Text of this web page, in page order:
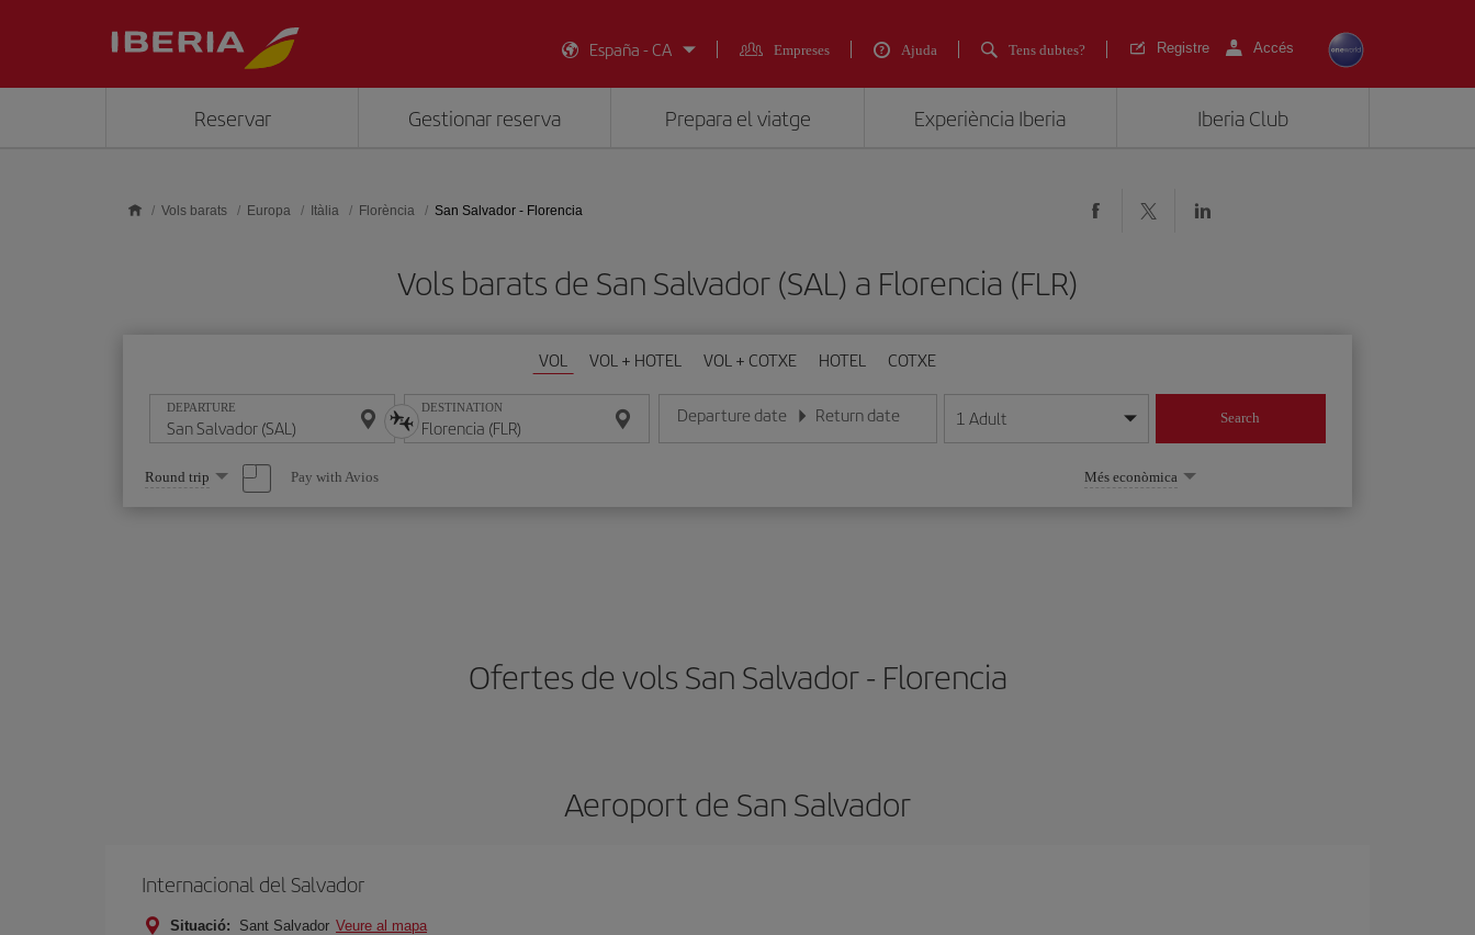
España - CA
Empreses Ajuda Tens dubtes? Registre Accés
Reservar Gestionar reserva Prepara el viatge Experiència Iberia Iberia Club
Vols barats Europa Itàlia Florència San Salvador - Florencia
Vols barats de San Salvador (SAL) a Florencia (FLR)
VOL VOL + HOTEL VOL + COTXE HOTEL COTXE
DEPARTURE DESTINATION Departure date
Introduce la fecha en format dia/mes/any
Return date
Introduce la fecha en format dia/mes/any
1 Adult Search
Select
one
option
Round trip Pay with Avios Més econòmica
Ofertes de vols San Salvador - Florencia
Aeroport de San Salvador
Internacional del Salvador
Situació: Sant Salvador Veure al mapa